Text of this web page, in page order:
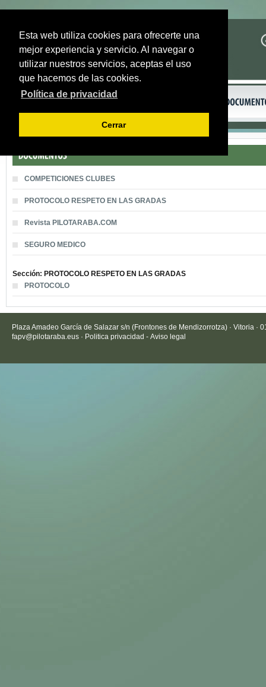
Esta web utiliza cookies para ofrecerte una
mejor experiencia y servicio. Al navegar o
utilizar nuestros servicios, aceptas el uso
que hacemos de las cookies.
Política de privacidad
Cerrar
COMPETICIONES CLUBES
PROTOCOLO RESPETO EN LAS GRADAS
Revista PILOTARABA.COM
SEGURO MEDICO
Sección: PROTOCOLO RESPETO EN LAS GRADAS
PROTOCOLO
Plaza Amadeo García de Salazar s/n (Frontones de Mendizorrotza) · Vitoria ·
fapv@pilotaraba.eus · Politica privacidad - Aviso legal